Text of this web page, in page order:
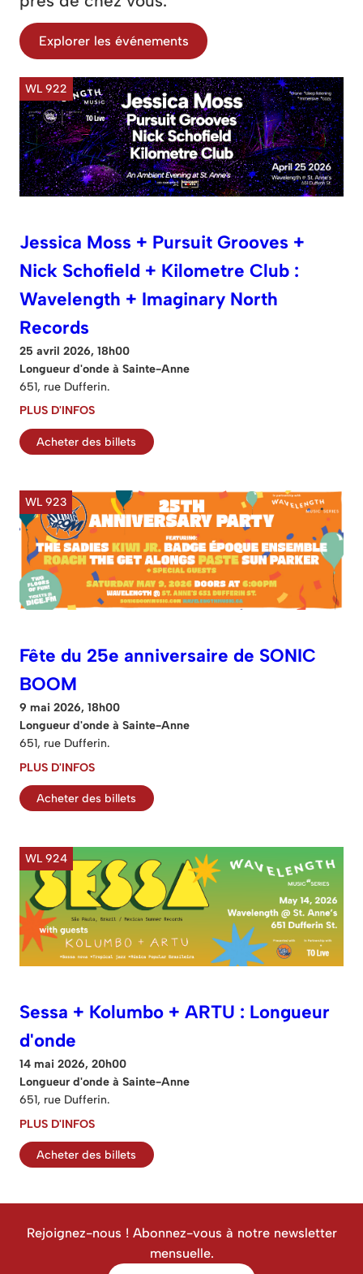
Explorer les événements
WL 922
Jessica Moss + Pursuit Grooves +
Nick Schofield + Kilometre Club :
Wavelength + Imaginary North
Records
25 avril 2026, 18h00
Longueur d'onde à Sainte-Anne
651, rue Dufferin.
PLUS D'INFOS
Acheter des billets
WL 923
Fête du 25e anniversaire de SONIC
BOOM
9 mai 2026, 18h00
Longueur d'onde à Sainte-Anne
651, rue Dufferin.
PLUS D'INFOS
Acheter des billets
WL 924
Sessa + Kolumbo + ARTU : Longueur
d'onde
14 mai 2026, 20h00
Longueur d'onde à Sainte-Anne
651, rue Dufferin.
PLUS D'INFOS
Acheter des billets
Rejoignez-nous ! Abonnez-vous à notre newsletter
mensuelle.